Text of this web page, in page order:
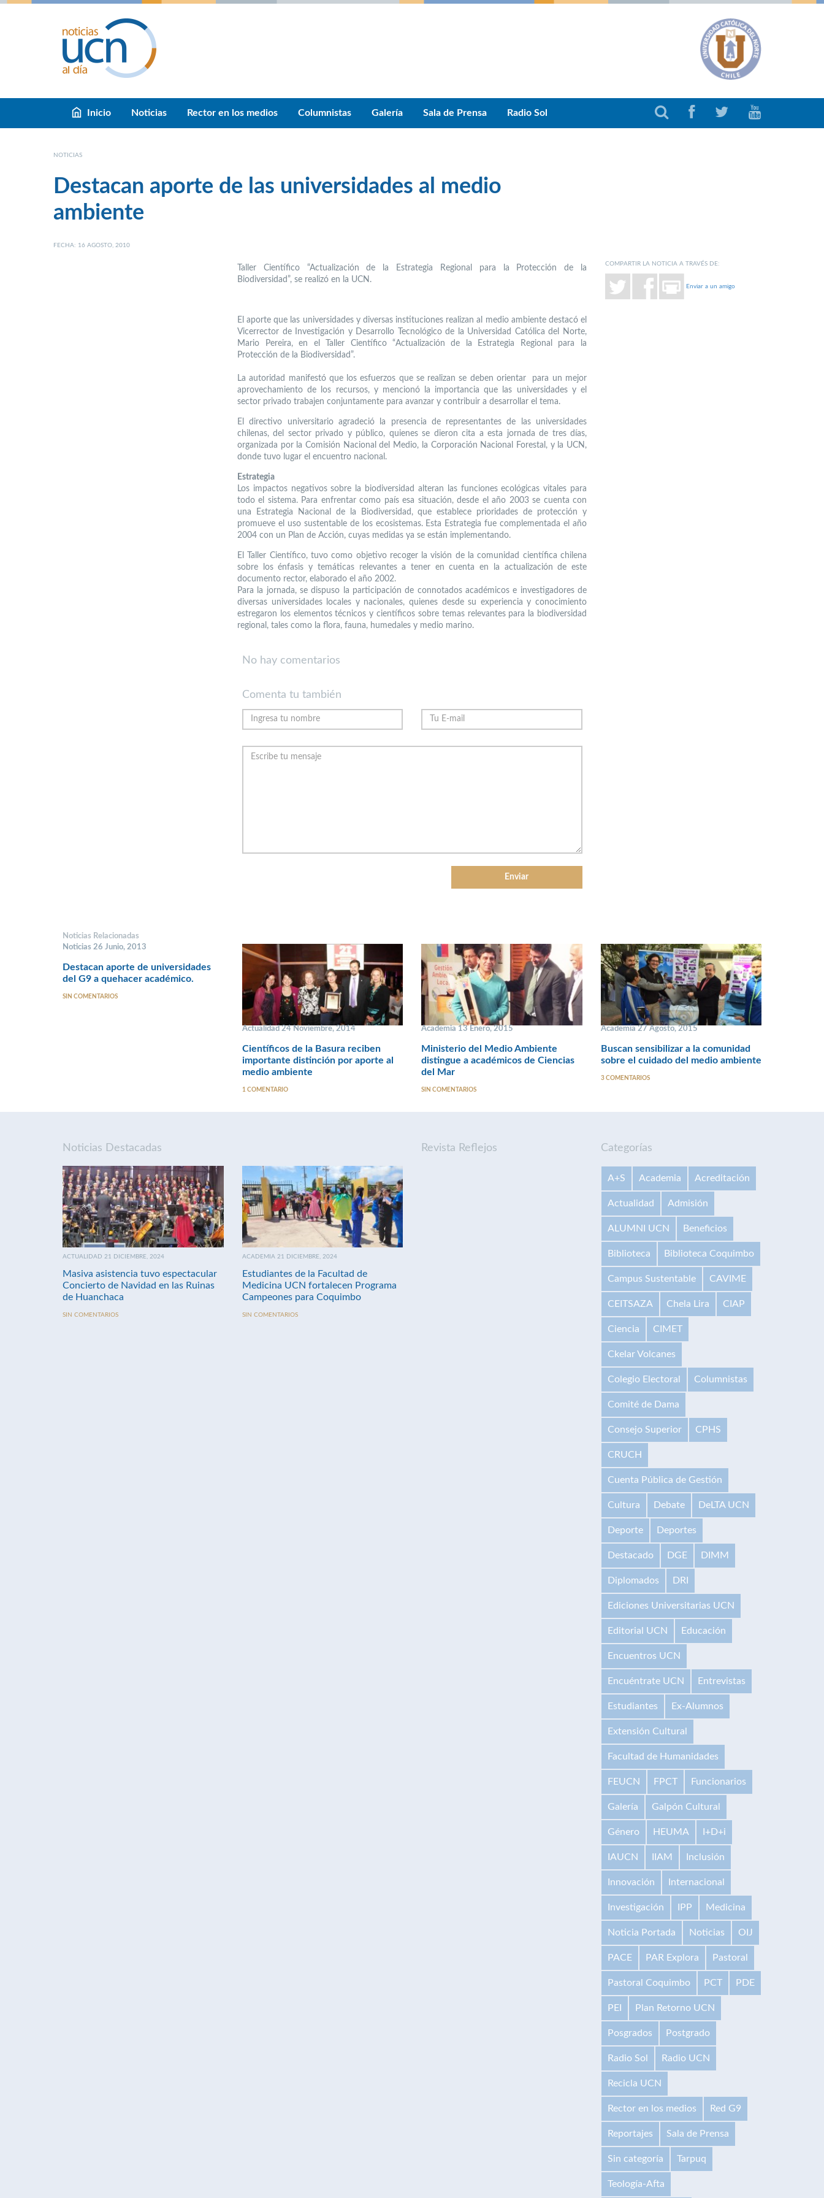
Inicio Noticias Rector en los medios Columnistas Galería Sala de Prensa Radio Sol
NOTICIAS
Destacan aporte de las universidades al medio
ambiente
FECHA: 16 AGOSTO, 2010
Taller Científico “Actualización de la Estrategia Regional para la Protección de la
Biodiversidad”, se realizó en la UCN.
El aporte que las universidades y diversas instituciones realizan al medio ambiente destacó el
Vicerrector de Investigación y Desarrollo Tecnológico de la Universidad Católica del Norte,
Mario Pereira, en el Taller Científico “Actualización de la Estrategia Regional para la
Protección de la Biodiversidad”.
La autoridad manifestó que los esfuerzos que se realizan se deben orientar para un mejor
aprovechamiento de los recursos, y mencionó la importancia que las universidades y el
sector privado trabajen conjuntamente para avanzar y contribuir a desarrollar el tema.
El directivo universitario agradeció la presencia de representantes de las universidades
chilenas, del sector privado y público, quienes se dieron cita a esta jornada de tres días,
organizada por la Comisión Nacional del Medio, la Corporación Nacional Forestal, y la UCN,
donde tuvo lugar el encuentro nacional.
Estrategia
Los impactos negativos sobre la biodiversidad alteran las funciones ecológicas vitales para
todo el sistema. Para enfrentar como país esa situación, desde el año 2003 se cuenta con
una Estrategia Nacional de la Biodiversidad, que establece prioridades de protección y
promueve el uso sustentable de los ecosistemas. Esta Estrategia fue complementada el año
2004 con un Plan de Acción, cuyas medidas ya se están implementando.
El Taller Científico, tuvo como objetivo recoger la visión de la comunidad científica chilena
sobre los énfasis y temáticas relevantes a tener en cuenta en la actualización de este
documento rector, elaborado el año 2002.
Para la jornada, se dispuso la participación de connotados académicos e investigadores de
diversas universidades locales y nacionales, quienes desde su experiencia y conocimiento
estregaron los elementos técnicos y científicos sobre temas relevantes para la biodiversidad
regional, tales como la flora, fauna, humedales y medio marino.
COMPARTIR LA NOTICIA A TRAVÉS DE:
Enviar a un amigo
No hay comentarios
Comenta tu también
Noticias Relacionadas
Noticias 26 Junio, 2013
Destacan aporte de universidades
del G9 a quehacer académico.
SIN COMENTARIOS
Actualidad 24 Noviembre, 2014
Científicos de la Basura reciben
importante distinción por aporte al
medio ambiente
1 COMENTARIO
Academia 13 Enero, 2015
Ministerio del Medio Ambiente
distingue a académicos de Ciencias
del Mar
SIN COMENTARIOS
Academia 27 Agosto, 2015
Buscan sensibilizar a la comunidad
sobre el cuidado del medio ambiente
3 COMENTARIOS
Noticias Destacadas
ACTUALIDAD 21 DICIEMBRE, 2024
Masiva asistencia tuvo espectacular
Concierto de Navidad en las Ruinas
de Huanchaca
SIN COMENTARIOS
ACADEMIA 21 DICIEMBRE, 2024
Estudiantes de la Facultad de
Medicina UCN fortalecen Programa
Campeones para Coquimbo
SIN COMENTARIOS
Revista Reflejos Categorías
A+S Academia Acreditación
Actualidad Admisión
ALUMNI UCN Beneficios
Biblioteca Biblioteca Coquimbo
Campus Sustentable CAVIME
CEITSAZA Chela Lira CIAP
Ciencia CIMET
Ckelar Volcanes
Colegio Electoral Columnistas
Comité de Dama
Consejo Superior CPHS
CRUCH
Cuenta Pública de Gestión
Cultura Debate DeLTA UCN
Deporte Deportes
Destacado DGE DIMM
Diplomados DRI
Ediciones Universitarias UCN
Editorial UCN Educación
Encuentros UCN
Encuéntrate UCN Entrevistas
Estudiantes Ex-Alumnos
Extensión Cultural
Facultad de Humanidades
FEUCN FPCT Funcionarios
Galería Galpón Cultural
Género HEUMA I+D+i
IAUCN IIAM Inclusión
Innovación Internacional
Investigación IPP Medicina
Noticia Portada Noticias OIJ
PACE PAR Explora Pastoral
Pastoral Coquimbo PCT PDE
PEI Plan Retorno UCN
Posgrados Postgrado
Radio Sol Radio UCN
Recicla UCN
Rector en los medios Red G9
Reportajes Sala de Prensa
Sin categoría Tarpuq
Teología-Afta